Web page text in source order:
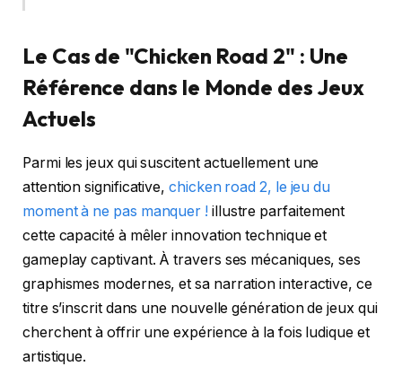
Le Cas de "Chicken Road 2" : Une
Référence dans le Monde des Jeux
Actuels
Parmi les jeux qui suscitent actuellement une
attention significative,chicken road 2, le jeu du
moment à ne pas manquer ! illustre parfaitement
cette capacité à mêler innovation technique et
gameplay captivant. À travers ses mécaniques, ses
graphismes modernes, et sa narration interactive, ce
titre s’inscrit dans une nouvelle génération de jeux qui
cherchent à offrir une expérience à la fois ludique et
artistique.